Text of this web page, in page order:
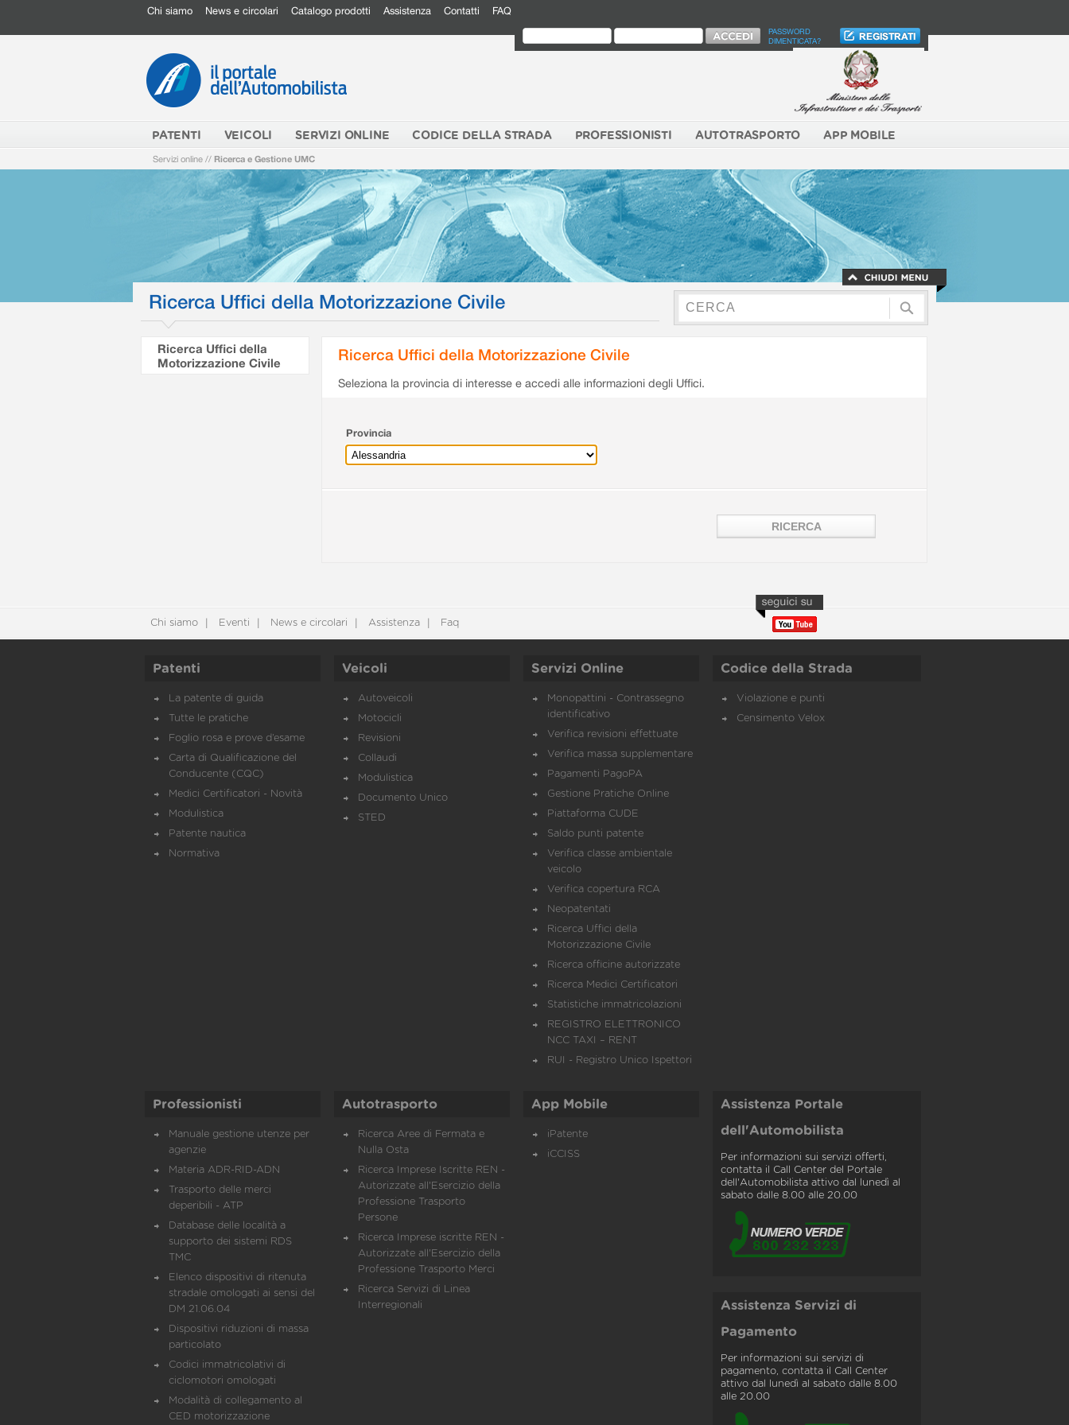
Chi siamo News e circolari Catalogo prodotti Assistenza Contatti FAQ
PASSWORD
DIMENTICATA?
PATENTI VEICOLI SERVIZI ONLINE CODICE DELLA STRADA PROFESSIONISTI AUTOTRASPORTO APP MOBILE
Servizi online // Ricerca e Gestione UMC
Ricerca Uffici della Motorizzazione Civile
Ricerca Uffici della
Motorizzazione Civile
Ricerca Uffici della Motorizzazione Civile
Seleziona la provincia di interesse e accedi alle informazioni degli Uffici.
Provincia
Chi siamo Eventi News e circolari Assistenza Faq
Patenti
La patente di guida
Tutte le pratiche
Foglio rosa e prove d’esame
Carta di Qualificazione del
Conducente (CQC)
Medici Certificatori - Novità
Modulistica
Patente nautica
Normativa
Veicoli
Autoveicoli
Motocicli
Revisioni
Collaudi
Modulistica
Documento Unico
STED
Servizi Online
Monopattini - Contrassegno
identificativo
Verifica revisioni effettuate
Verifica massa supplementare
Pagamenti PagoPA
Gestione Pratiche Online
Piattaforma CUDE
Saldo punti patente
Verifica classe ambientale
veicolo
Verifica copertura RCA
Neopatentati
Ricerca Uffici della
Motorizzazione Civile
Ricerca officine autorizzate
Ricerca Medici Certificatori
Statistiche immatricolazioni
REGISTRO ELETTRONICO
NCC TAXI – RENT
RUI - Registro Unico Ispettori
Codice della Strada
Violazione e punti
Censimento Velox
Professionisti
Manuale gestione utenze per
agenzie
Materia ADR-RID-ADN
Trasporto delle merci
deperibili - ATP
Database delle località a
supporto dei sistemi RDS
TMC
Elenco dispositivi di ritenuta
stradale omologati ai sensi del
DM 21.06.04
Dispositivi riduzioni di massa
particolato
Codici immatricolativi di
ciclomotori omologati
Modalità di collegamento al
CED motorizzazione
Autotrasporto
Ricerca Aree di Fermata e
Nulla Osta
Ricerca Imprese Iscritte REN -
Autorizzate all'Esercizio della
Professione Trasporto
Persone
Ricerca Imprese iscritte REN -
Autorizzate all'Esercizio della
Professione Trasporto Merci
Ricerca Servizi di Linea
Interregionali
App Mobile
iPatente
iCCISS
Assistenza Portale
dell'Automobilista
Per informazioni sui servizi offerti,
contatta il Call Center del Portale
dell'Automobilista attivo dal lunedì al
sabato dalle 8.00 alle 20.00
Assistenza Servizi di
Pagamento
Per informazioni sui servizi di
pagamento, contatta il Call Center
attivo dal lunedì al sabato dalle 8.00
alle 20.00